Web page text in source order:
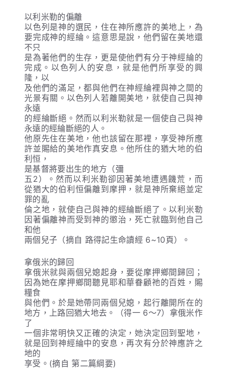
以利米勒的偏離
以色列是神的選民，住在神所應許的美地上，為
要完成神的經綸。這意思是說，他們留在美地還
不只
是為著他們的生存，更是使他們有分于神經綸的
完成。以色列人的安息，就是他們所享受的興
隆，以
及他們的滿足，都與他們在神經綸裡與神之間的
光景有關。以色列人若離開美地，就使自己與神
永遠
的經綸斷絕。然而以利米勒就是一個使自己與神
永遠的經綸斷絕的人。
他原先住在美地，他也該留在那裡，享受神所應
許並賜給的美地作真安息。他所住的猶大地的伯
利恒，
是基督將要出生的地方（彌
五2）。然而以利米勒卻因著美地遭遇饑荒，而
從猶大的伯利恒偏離到摩押，就是神所棄絕並定
罪的亂
倫之地，就使自己與神的經綸斷絕了。以利米勒
因著偏離神而受到神的懲治，死亡就臨到他自己
和他
兩個兒子（摘自 路得記生命讀經 6~10頁）。
拿俄米的歸回
拿俄米就與兩個兒媳起身，要從摩押鄉間歸回；
因為她在摩押鄉間聽見耶和華眷顧祂的百姓，賜
糧食
與他們。於是她帶同兩個兒媳，起行離開所在的
地方，上路回猶大地去。（得一 6〜7）拿俄米作
了
一個非常明快又正確的決定，她決定回到聖地，
就是回到神經綸中的安息，再次有分於神應許之
地的
享受。(摘自 第二篇綱要)